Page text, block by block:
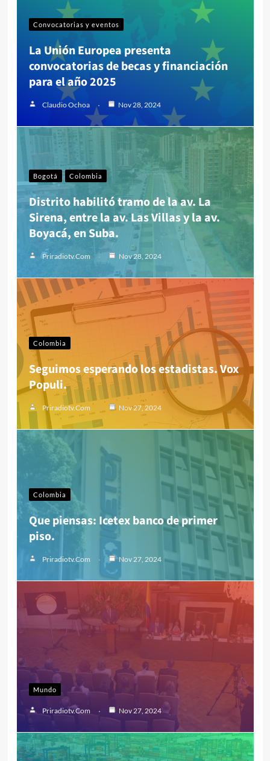
Convocatorias y eventos
La Unión Europea presenta
convocatorias de becas y financiación
para el año 2025
Claudio Ochoa Nov 28, 2024
Bogotá Colombia
Distrito habilitó tramo de la av. La
Sirena, entre la av. Las Villas y la av.
Boyacá, en Suba.
Priradiotv.com Nov 28, 2024
Colombia
Seguimos esperando los estadistas. Vox
Populi.
Priradiotv.com Nov 27, 2024
Colombia
Que piensas: Icetex banco de primer
piso.
Priradiotv.com Nov 27, 2024
Mundo
Priradiotv.com Nov 27, 2024